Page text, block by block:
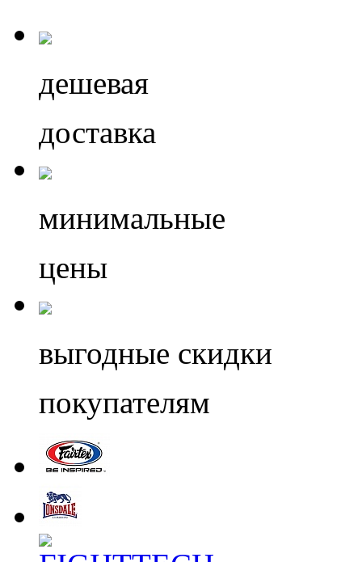
дешевая
доставка
минимальные
цены
выгодные скидки
покупателям